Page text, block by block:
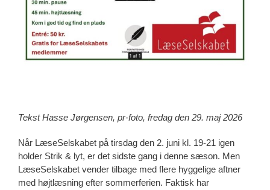
Tekst Hasse Jørgensen, pr-foto, fredag den 29. maj 2026
Når LæseSelskabet på tirsdag den 2. juni kl. 19-21 igen
holder Strik & lyt, er det sidste gang i denne sæson. Men
LæseSelskabet vender tilbage med flere hyggelige aftner
med højtlæsning efter sommerferien. Faktisk har